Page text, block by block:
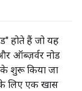
होते हैं जो यह
ऑब्ज़र्वर नोड
शुरू किया जा
के लिए एक खास